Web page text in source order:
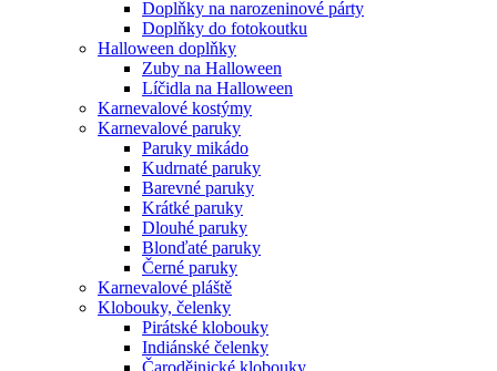
Doplňky na narozeninové párty
Doplňky do fotokoutku
Halloween doplňky
Zuby na Halloween
Líčidla na Halloween
Karnevalové kostýmy
Karnevalové paruky
Paruky mikádo
Kudrnaté paruky
Barevné paruky
Krátké paruky
Dlouhé paruky
Blonďaté paruky
Černé paruky
Karnevalové pláště
Klobouky, čelenky
Pirátské klobouky
Indiánské čelenky
Čarodějnické klobouky